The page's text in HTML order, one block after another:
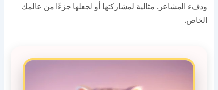
ودفء المشاعر. مثالية لمشاركتها أو لجعلها جزءًا من عالمك
الخاص.